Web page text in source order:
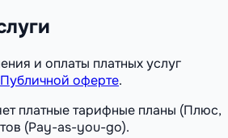
и оплаты платных услуг
Публичной оферте.
платные тарифные планы (Плюс,
(Pay-as-you-go).